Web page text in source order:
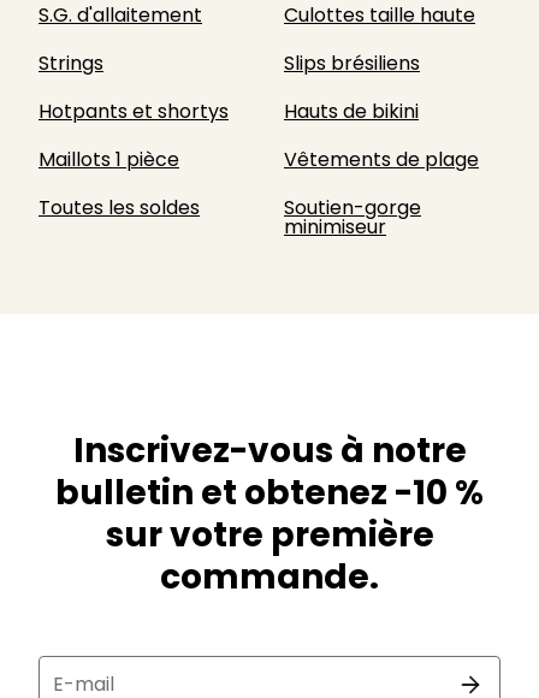
S.G. d'allaitement
Culottes taille haute
Strings
Slips brésiliens
Hotpants et shortys
Hauts de bikini
Maillots 1 pièce
Vêtements de plage
Toutes les soldes
Soutien-gorge
minimiseur
Inscrivez-vous à notre
bulletin et obtenez -10 %
sur votre première
commande.
E-mail